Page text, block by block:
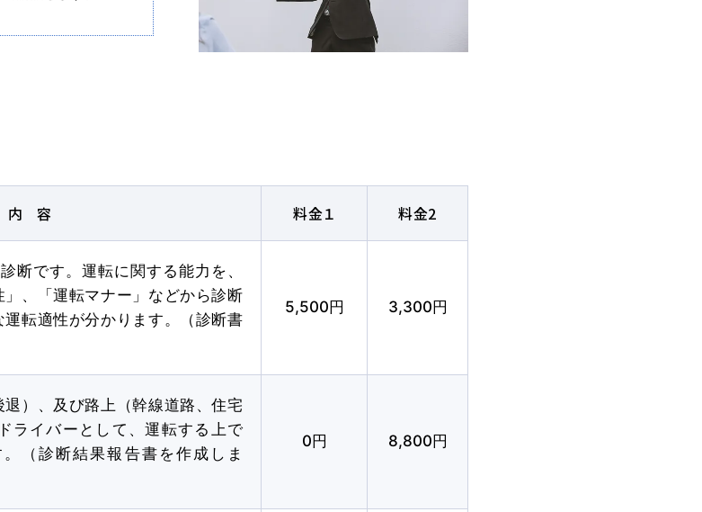
一覧を見る
お役立ちコラム
内容 料金１ 料金2
断です。運転に関する能力を、
」、「運転マナー」などから診断
転適性が分かります。（診断書
5,500円 3,300円
）、及び路上（幹線道路、住宅
ライバーとして、運転する上で
（診断結果報告書を作成しま
0円 8,800円